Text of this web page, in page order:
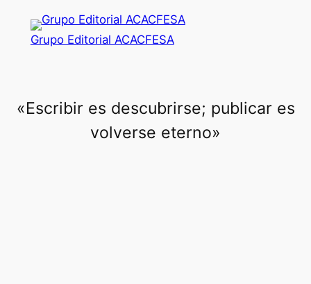
contenido
Grupo Editorial ACACFESA
«Escribir es descubrirse; publicar es
volverse eterno»